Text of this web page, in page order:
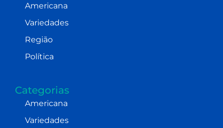
Americana
Variedades
Região
Política
Categorias
Americana
Variedades